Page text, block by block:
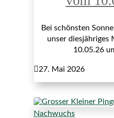
Bei schönsten
unser diesjähriges
10.05.26
27. Mai 2026
Nachwuchs